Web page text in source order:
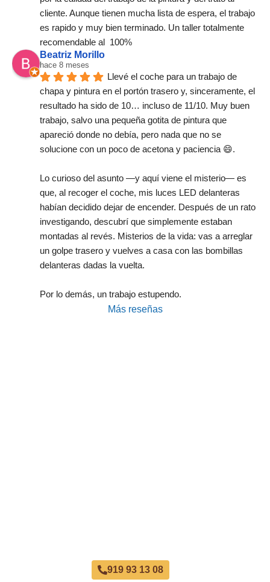
cliente. Aunque tienen mucha lista de espera, el trabajo
es rapido y muy bien terminado. Un taller totalmente
recomendable al  100%
Beatriz Morillo
hace 8 meses
Llevé el coche para un trabajo de
chapa y pintura en el portón trasero y, sinceramente, el
resultado ha sido de 10… incluso de 11/10. Muy buen
trabajo, salvo una pequeña gotita de pintura que
apareció donde no debía, pero nada que no se
solucione con un poco de acetona y paciencia 😄.
Lo curioso del asunto —y aquí viene el misterio— es
que, al recoger el coche, mis luces LED delanteras
habían decidido dejar de encender. Después de un rato
investigando, descubrí que simplemente estaban
montadas al revés. Misterios de la vida: vas a arreglar
un golpe trasero y vuelves a casa con las bombillas
delanteras dadas la vuelta.
Por lo demás, un trabajo estupendo.
Más reseñas
919 93 13 08